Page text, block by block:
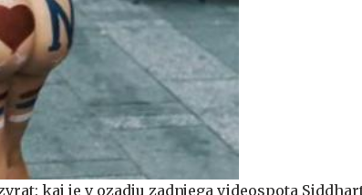
kaj je v ozadju zadnjega videospota